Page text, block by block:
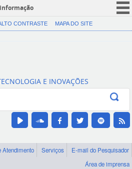
CORONAVÍRUS (COVID-19)
Canais
CONTRASTE MAPA DO SITE
E INOVAÇÕES
Atendimento Serviços
E-mail do Pesquisador
Área de imprensa